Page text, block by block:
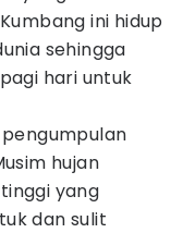
ini hidup
sehingga
hari untuk
hujan
yang
dan sulit